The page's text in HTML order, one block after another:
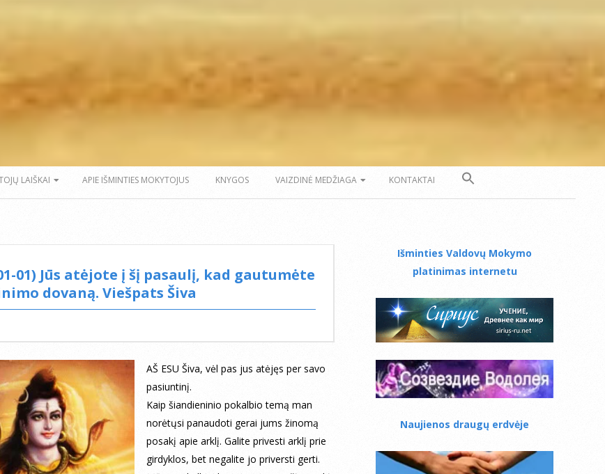
LAIŠKAI APIE IŠMINTIES MOKYTOJUS KNYGOS VAIZDINĖ MEDŽIAGA KONTAKTAI
01) Jūs atėjote į šį pasaulį, kad gautumėte
dovaną. Viešpats Šiva
AŠ ESU Šiva, vėl pas jus atėjęs per savo
pasiuntinį.
Kaip šiandieninio pokalbio temą man
norėtųsi panaudoti gerai jums žinomą
posakį apie arklį. Galite privesti arklį prie
girdyklos, bet negalite jo priversti gerti.
Išminties Valdovų Mokymo
platinimas internetu
Naujienos draugų erdvėje